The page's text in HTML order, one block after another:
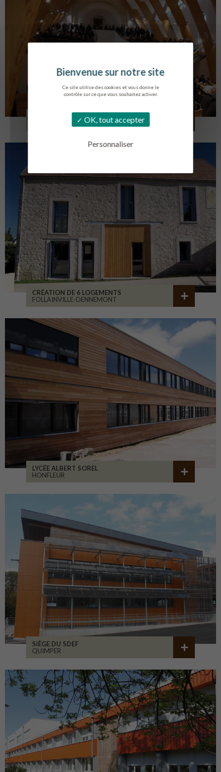
Ce site utilise des cookies et vous donne le
contrôle sur ce que vous souhaitez activer.
OK, tout accepter
Personnaliser
EGLISE SAINT VINCENT
LA TOURLANDRY
CRÉATION DE 6 LOGEMENTS
FOLLAINVILLE-DENNEMONT
LYCÉE ALBERT SOREL
HONFLEUR
SIÈGE DU SDEF
QUIMPER